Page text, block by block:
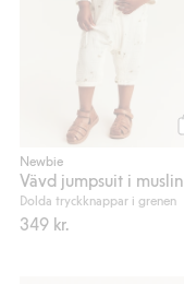
Newbie
Vävd jumpsuit i muslin
Dolda tryckknappar i grenen
349 kr.